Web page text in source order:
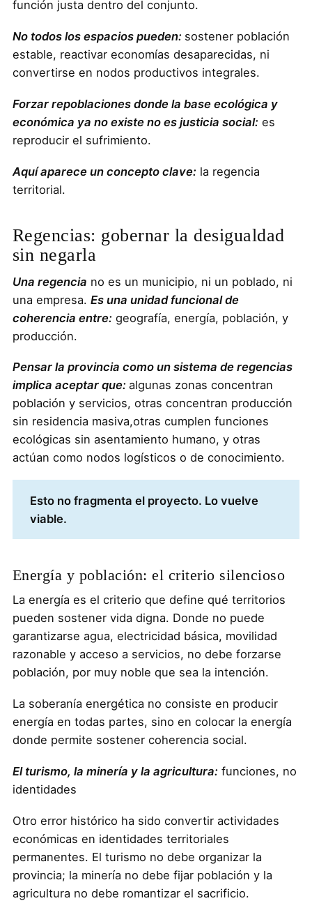
función justa dentro del conjunto.
No todos los espacios pueden: sostener población
estable, reactivar economías desaparecidas, ni
convertirse en nodos productivos integrales.
Forzar repoblaciones donde la base ecológica y
económica ya no existe no es justicia social: es
reproducir el sufrimiento.
Aquí aparece un concepto clave: la regencia
territorial.
Regencias: gobernar la desigualdad
sin negarla
Una regencia no es un municipio, ni un poblado, ni
una empresa. Es una unidad funcional de
coherencia entre: geografía, energía, población, y
producción.
Pensar la provincia como un sistema de regencias
implica aceptar que: algunas zonas concentran
población y servicios, otras concentran producción
sin residencia masiva,otras cumplen funciones
ecológicas sin asentamiento humano, y otras
actúan como nodos logísticos o de conocimiento.
Esto no fragmenta el proyecto. Lo vuelve
viable.
Energía y población: el criterio silencioso
La energía es el criterio que define qué territorios
pueden sostener vida digna. Donde no puede
garantizarse agua, electricidad básica, movilidad
razonable y acceso a servicios, no debe forzarse
población, por muy noble que sea la intención.
La soberanía energética no consiste en producir
energía en todas partes, sino en colocar la energía
donde permite sostener coherencia social.
El turismo, la minería y la agricultura: funciones, no
identidades
Otro error histórico ha sido convertir actividades
económicas en identidades territoriales
permanentes. El turismo no debe organizar la
provincia; la minería no debe fijar población y la
agricultura no debe romantizar el sacrificio.